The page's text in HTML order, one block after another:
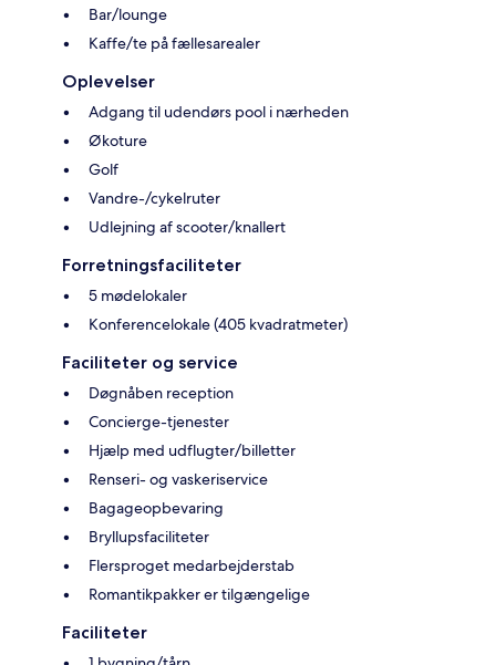
Bar/lounge
Kaffe/te på fællesarealer
Oplevelser
Adgang til udendørs pool i nærheden
Økoture
Golf
Vandre-/cykelruter
Udlejning af scooter/knallert
Forretningsfaciliteter
5 mødelokaler
Konferencelokale (405 kvadratmeter)
Faciliteter og service
Døgnåben reception
Concierge-tjenester
Hjælp med udflugter/billetter
Renseri- og vaskeriservice
Bagageopbevaring
Bryllupsfaciliteter
Flersproget medarbejderstab
Romantikpakker er tilgængelige
Faciliteter